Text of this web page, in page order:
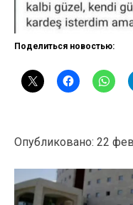
Поделиться новостью:
Опубликовано: 22